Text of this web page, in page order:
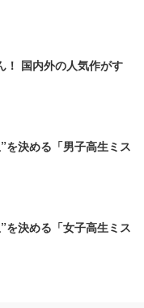
！ 国内外の人気作がす
を決める「男子高生ミス
を決める「女子高生ミス